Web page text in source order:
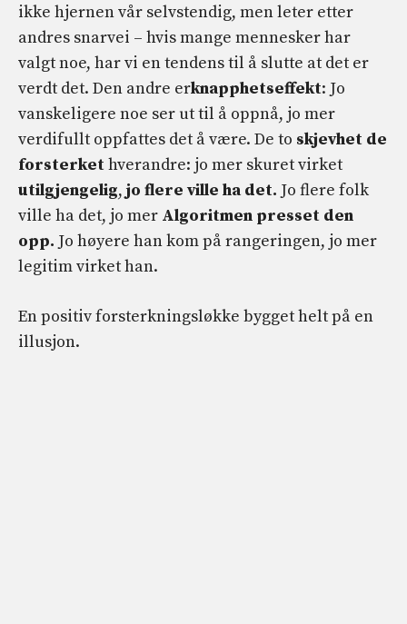
ikke hjernen vår selvstendig, men leter etter
andres snarvei – hvis mange mennesker har
valgt noe, har vi en tendens til å slutte at det er
verdt det. Den andre erknapphetseffekt: Jo
vanskeligere noe ser ut til å oppnå, jo mer
verdifullt oppfattes det å være. De to skjevhet de
forsterkethverandre: jo mer skuret virket
utilgjengelig, jo flere ville ha det. Jo flere folk
ville ha det, jo mer Algoritmen presset den
opp. Jo høyere han kom på rangeringen, jo mer
legitim virket han.
En positiv forsterkningsløkke bygget helt på en
illusjon.